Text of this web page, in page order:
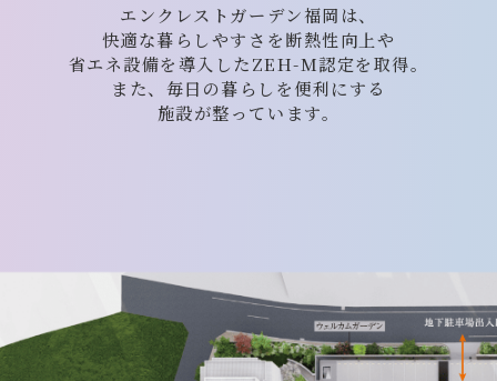
エンクレストガーデン福岡は、
快適な暮らしやすさを断熱性向上や
省エネ設備を導入したZEH-M認定を取得。
また、毎日の暮らしを便利にする
施設が整っています。